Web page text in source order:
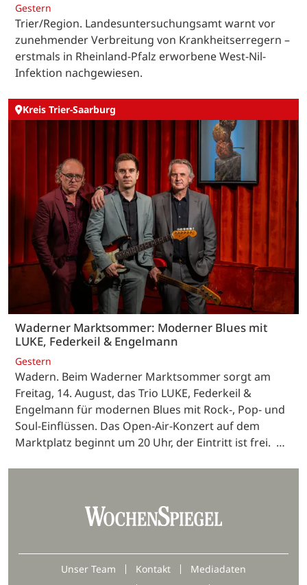
Gestern
Trier/Region. Landesuntersuchungsamt warnt vor
zunehmender Verbreitung von Krankheitserregern –
erstmals in Rheinland-Pfalz erworbene West-Nil-
Infektion nachgewiesen.
Kreis Trier-Saarburg
Waderner Marktsommer: Moderner Blues mit
LUKE, Federkeil & Engelmann
Gestern
Wadern. Beim Waderner Marktsommer sorgt am
Freitag, 14. August, das Trio LUKE, Federkeil &
Engelmann für modernen Blues mit Rock-, Pop- und
Soul-Einflüssen. Das Open-Air-Konzert auf dem
Marktplatz beginnt um 20 Uhr, der Eintritt ist frei. …
Unser Team Kontakt
Mediadaten